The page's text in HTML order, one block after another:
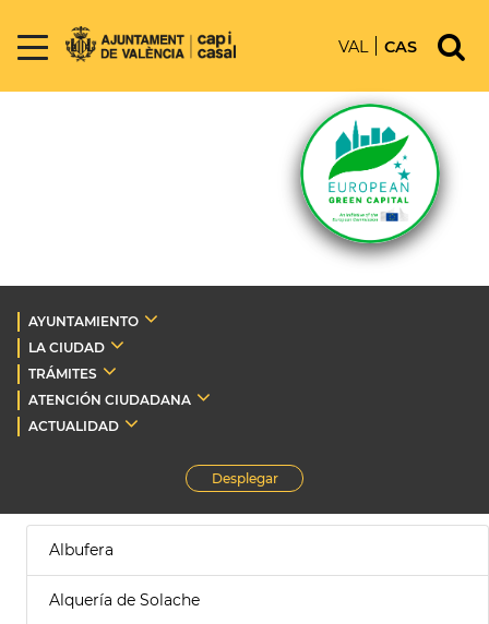
VAL CAS
AYUNTAMIENTO
LA CIUDAD
TRÁMITES
ATENCIÓN CIUDADANA
ACTUALIDAD
Desplegar
Albufera
Alquería de Solache